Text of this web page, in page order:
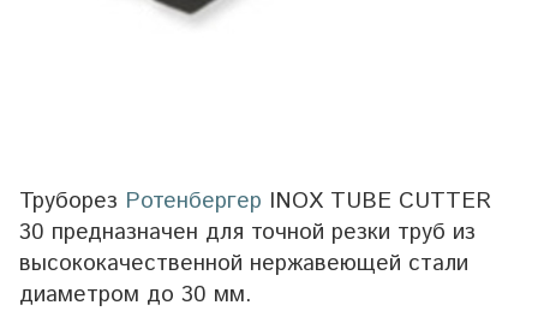
Труборез Ротенбергер INOX TUBE CUTTER
30 предназначен для точной резки труб из
высококачественной нержавеющей стали
диаметром до 30 мм.